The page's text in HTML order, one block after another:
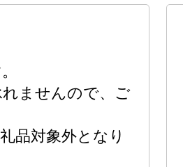
れませんので、ご
品対象外となり